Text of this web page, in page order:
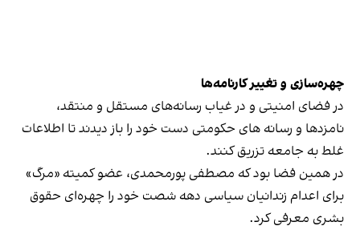
چهره‌سازی و تغییر کارنامه‌ها
در فضای امنیتی و در غیاب رسانه‌های مستقل و منتقد،
نامزدها و رسانه های حکومتی دست خود را باز دیدند تا اطلاعات
غلط به جامعه تزریق کنند.
در همین فضا بود که مصطفی پورمحمدی، عضو کمیته «مرگ»
برای اعدام زندانیان سیاسی دهه شصت خود را چهره‌ای حقوق
بشری معرفی کرد.